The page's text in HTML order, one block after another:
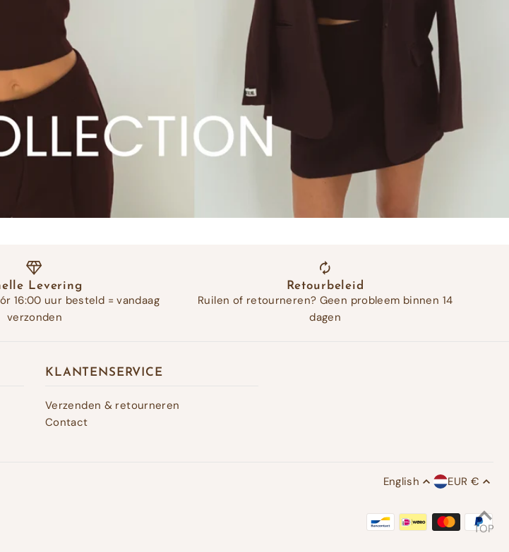
Levering
16:00 uur besteld = vandaag
verzonden
Retourbeleid
Ruilen of retourneren? Geen probleem binnen 14
dagen
KLANTENSERVICE
Verzenden & retourneren
Contact
English EUR €
TOP